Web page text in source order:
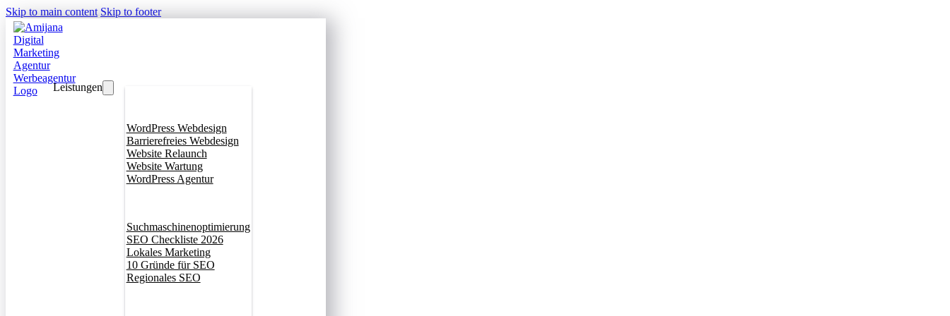
Skip to main content Skip to footer
Leistungen
WordPress Webdesign
Barrierefreies Webdesign
Website Relaunch
Website Wartung
WordPress Agentur
Suchmaschinenoptimierung
SEO Checkliste 2026
Lokales Marketing
10 Gründe für SEO
Regionales SEO